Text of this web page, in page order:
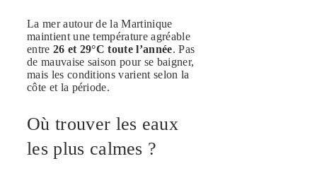
La mer autour de la Martinique
maintient une température agréable
entre 26 et 29°C toute l’année. Pas
de mauvaise saison pour se baigner,
mais les conditions varient selon la
côte et la période.
Où trouver les eaux
les plus calmes ?